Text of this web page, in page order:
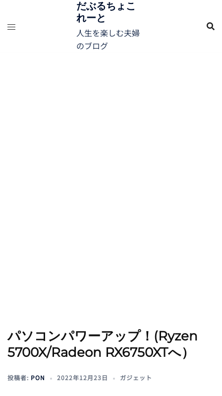
だぶるちょこ
れーと
人生を楽しむ夫婦
のブログ
パソコンパワーアップ！(Ryzen
5700X/Radeon RX6750XTへ）
投稿者: PON 2022年12月23日 ガジェット